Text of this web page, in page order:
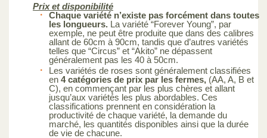
Prix et disponibilité
Chaque variété n’existe pas forcément dans toutes
les longueurs. La variété “Forever Young”, par
exemple, ne peut être produite que dans des calibres
allant de 60cm à 90cm, tandis que d’autres variétés
telles que “Circus” et “Akito” ne dépassent
généralement pas les 40 à 50cm.
Les variétés de roses sont généralement classifiées
en 4 catégories de prix par les fermes, (AA, A, B et
C), en commençant par les plus chères et allant
jusqu’aux variétés les plus abordables. Ces
classifications prennent en considération la
productivité de chaque variété, la demande du
marché, les quantités disponibles ainsi que la durée
de vie de chacune.